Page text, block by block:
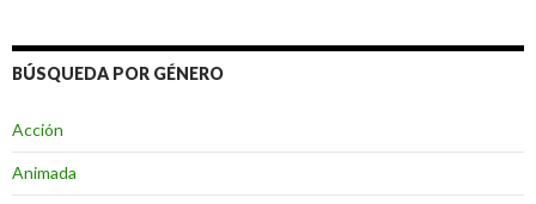
BÚSQUEDA POR GÉNERO
Acción
Animada